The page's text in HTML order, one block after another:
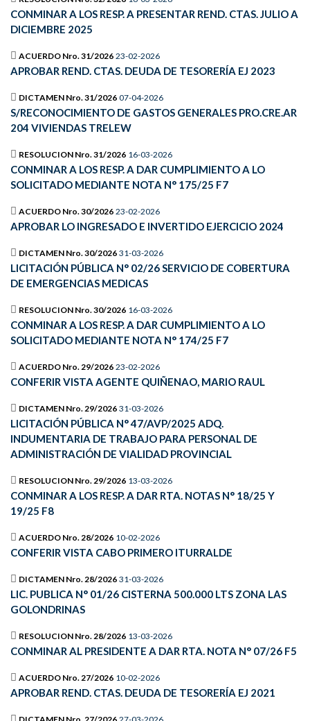
CONMINAR A LOS RESP. A PRESENTAR REND. CTAS. JULIO A
DICIEMBRE 2025
ACUERDO Nro. 31/2026 23-02-2026
APROBAR REND. CTAS. DEUDA DE TESORERÍA EJ 2023
DICTAMEN Nro. 31/2026 07-04-2026
S/RECONOCIMIENTO DE GASTOS GENERALES PRO.CRE.AR
204 VIVIENDAS TRELEW
RESOLUCION Nro. 31/2026 16-03-2026
CONMINAR A LOS RESP. A DAR CUMPLIMIENTO A LO
SOLICITADO MEDIANTE NOTA N° 175/25 F7
ACUERDO Nro. 30/2026 23-02-2026
APROBAR LO INGRESADO E INVERTIDO EJERCICIO 2024
DICTAMEN Nro. 30/2026 31-03-2026
LICITACIÓN PÚBLICA N° 02/26 SERVICIO DE COBERTURA
DE EMERGENCIAS MEDICAS
RESOLUCION Nro. 30/2026 16-03-2026
CONMINAR A LOS RESP. A DAR CUMPLIMIENTO A LO
SOLICITADO MEDIANTE NOTA N° 174/25 F7
ACUERDO Nro. 29/2026 23-02-2026
CONFERIR VISTA AGENTE QUIÑENAO, MARIO RAUL
DICTAMEN Nro. 29/2026 31-03-2026
LICITACIÓN PÚBLICA N° 47/AVP/2025 ADQ.
INDUMENTARIA DE TRABAJO PARA PERSONAL DE
ADMINISTRACIÓN DE VIALIDAD PROVINCIAL
RESOLUCION Nro. 29/2026 13-03-2026
CONMINAR A LOS RESP. A DAR RTA. NOTAS N° 18/25 Y
19/25 F8
ACUERDO Nro. 28/2026 10-02-2026
CONFERIR VISTA CABO PRIMERO ITURRALDE
DICTAMEN Nro. 28/2026 31-03-2026
LIC. PUBLICA N° 01/26 CISTERNA 500.000 LTS ZONA LAS
GOLONDRINAS
RESOLUCION Nro. 28/2026 13-03-2026
CONMINAR AL PRESIDENTE A DAR RTA. NOTA N° 07/26 F5
ACUERDO Nro. 27/2026 10-02-2026
APROBAR REND. CTAS. DEUDA DE TESORERÍA EJ 2021